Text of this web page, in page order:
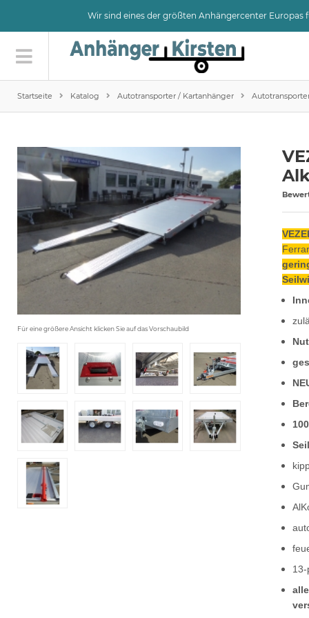
Wir sind eines der größten Anhängercenter Europas
Startseite Katalog Autotransporter / Kartanhänger
Für eine größere Ansicht klicken Sie auf das Vorschaubild